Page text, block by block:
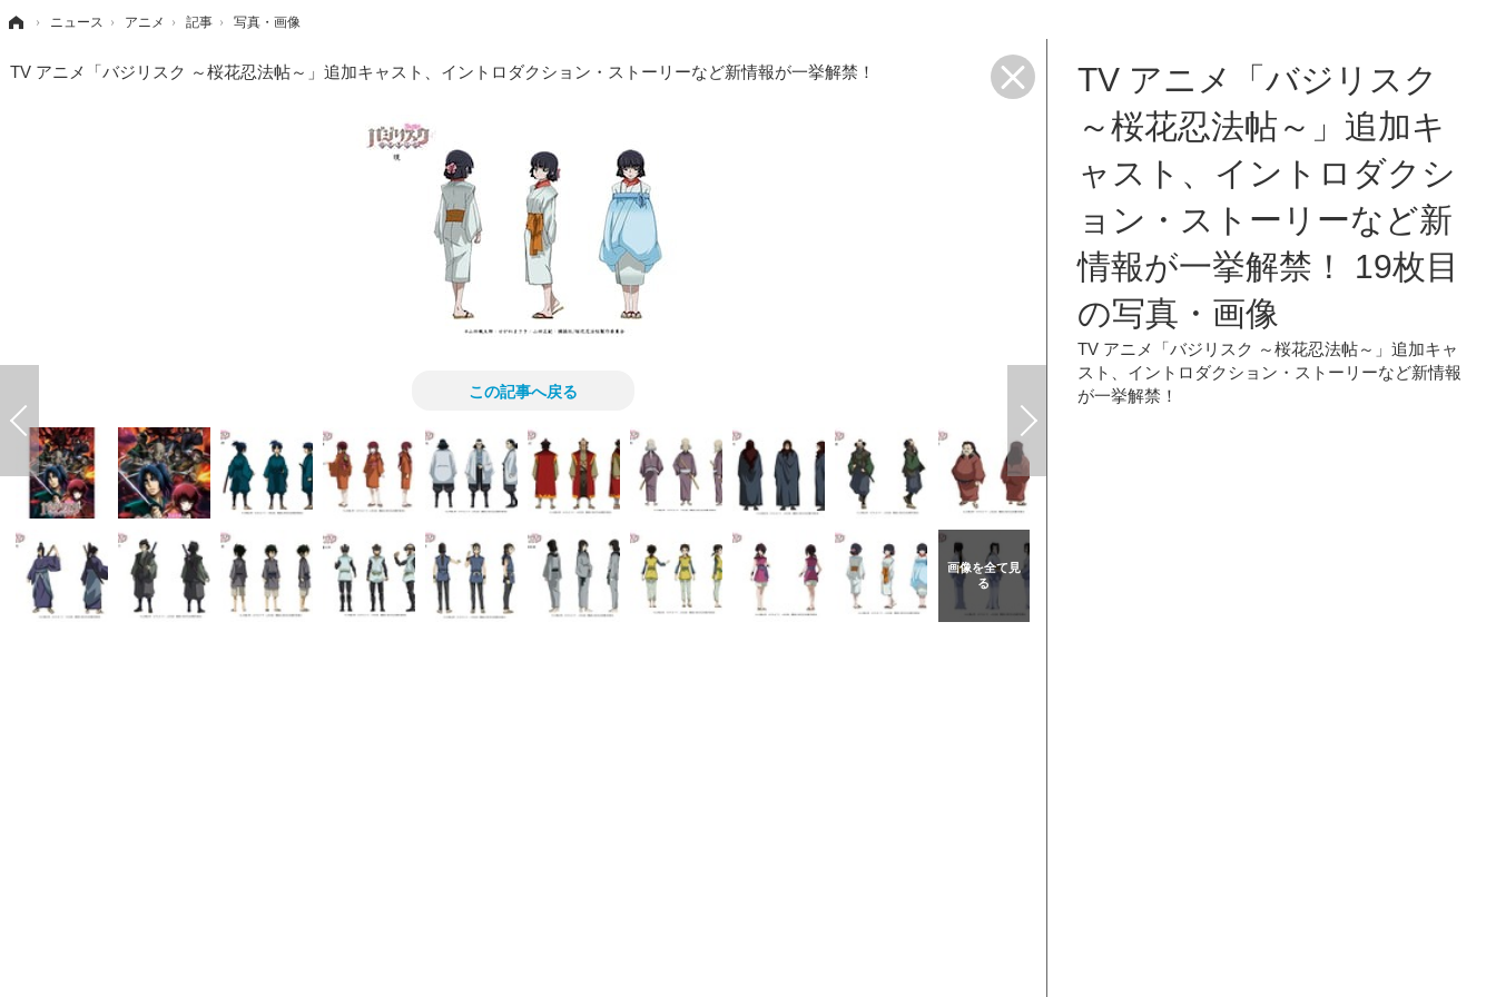
› ニュース › アニメ › 記事 › 写真・画像
TV アニメ「バジリスク ～桜花忍法帖～」追加キャスト、イントロダクション・ストーリーなど新情報が一挙解禁！
この記事へ戻る
TV アニメ「バジリスク
～桜花忍法帖～」追加キ
ャスト、イントロダクシ
ョン・ストーリーなど新
情報が一挙解禁！ 19枚目
の写真・画像
TV アニメ「バジリスク ～桜花忍法帖～」追加キャ
スト、イントロダクション・ストーリーなど新情報
が一挙解禁！